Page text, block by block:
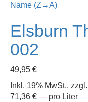
Name (Z→A)
Elsburn
002
49,95 €
Inkl. 19% MwSt., zzgl.
71,36 € — pro Liter